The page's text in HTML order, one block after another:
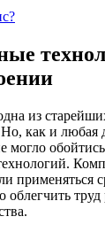
из
как и любая
могло
применяться
облегчить